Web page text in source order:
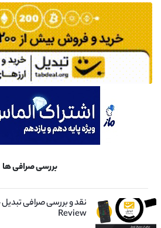
بررسی صرافی ها
Review